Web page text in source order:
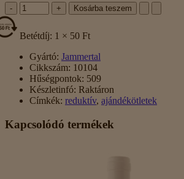
- + Kosárba teszem
Betétdíj: 1 × 50 Ft
Gyártó: Jammertal
Cikkszám: 10104
Hűségpontok: 509
Készletinfó: Raktáron
Címkék: reduktív, ajándékötletek
Kapcsolódó termékek